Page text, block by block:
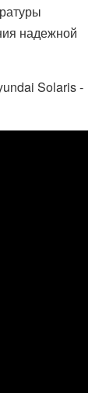
надежной
Solaris -